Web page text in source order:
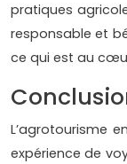
pratiques
responsable et
ce qui est au
L’agrotourisme
expérience de